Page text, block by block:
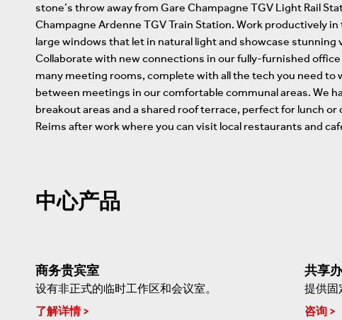
stone’s throw away from Gare Champagne TGV Light Rail
Champagne Ardenne TGV Train Station. Work productively
large windows that let in natural light and showcase
Collaborate with new connections in our fully-furnished
many meeting rooms, complete with all the tech you need to
between meetings in our comfortable communal areas. We
breakout areas and a shared roof terrace, perfect for lunch
Reims after work where you can visit local restaurants and
中心产品
商务贵宾室
设有非正式的临时工作区和会议室。
了解详情
共享
提供固
咨询